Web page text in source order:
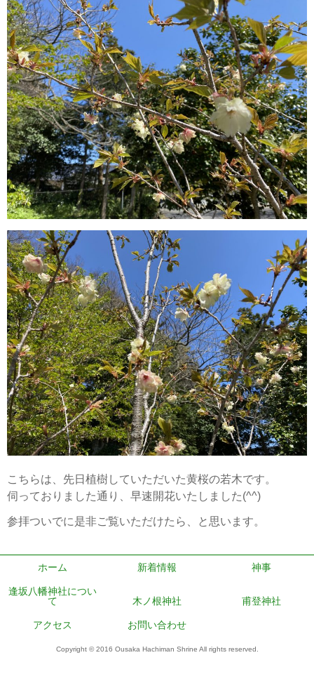
こちらは、先日植樹していただいた黄桜の若木です。
伺っておりました通り、早速開花いたしました(^^)
参拝ついでに是非ご覧いただけたら、と思います。
ホーム 新着情報 神事
逢坂八幡神社につい
て
木ノ根神社 甫登神社
アクセス お問い合わせ
Copyright © 2016 Ousaka Hachiman Shrine All rights reserved.